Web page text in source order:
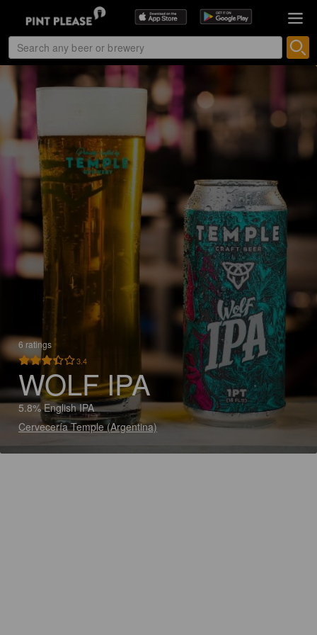
6 ratings
3.4
WOLF IPA
5.8% English IPA
Cervecería Temple (Argentina)